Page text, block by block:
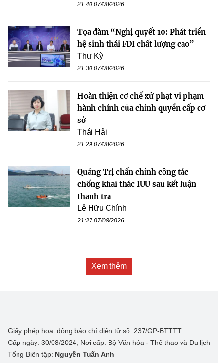
21:40 07/08/2026
Tọa đàm “Nghị quyết 10: Phát triển
hệ sinh thái FDI chất lượng cao”
Thư Kỳ
21:30 07/08/2026
Hoàn thiện cơ chế xử phạt vi phạm
hành chính của chính quyền cấp cơ
sở
Thái Hải
21:29 07/08/2026
Quảng Trị chấn chỉnh công tác
chống khai thác IUU sau kết luận
thanh tra
Lê Hữu Chính
21:27 07/08/2026
Xem thêm
Giấy phép hoạt động báo chí điện tử số: 237/GP-BTTTT
Cấp ngày: 30/08/2024; Nơi cấp: Bộ Văn hóa - Thể thao và Du lịch
Tổng Biên tập: Nguyễn Tuấn Anh